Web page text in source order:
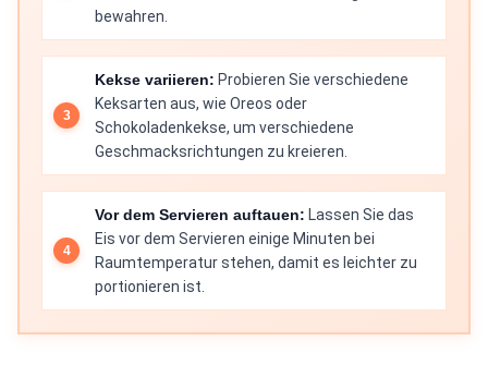
bewahren.
Kekse variieren: Probieren Sie verschiedene
Keksarten aus, wie Oreos oder
Schokoladenkekse, um verschiedene
Geschmacksrichtungen zu kreieren.
Vor dem Servieren auftauen: Lassen Sie das
Eis vor dem Servieren einige Minuten bei
Raumtemperatur stehen, damit es leichter zu
portionieren ist.